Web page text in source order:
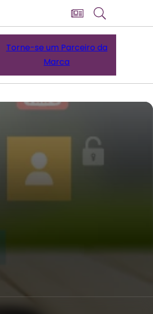
Torne-se um Parceiro da
Marca